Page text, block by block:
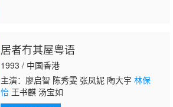
居者冇其屋粤语
1993 / 中国香港
主演：廖启智 陈秀雯 张凤妮 陶大宇 林保
怡王书麒 汤宝如